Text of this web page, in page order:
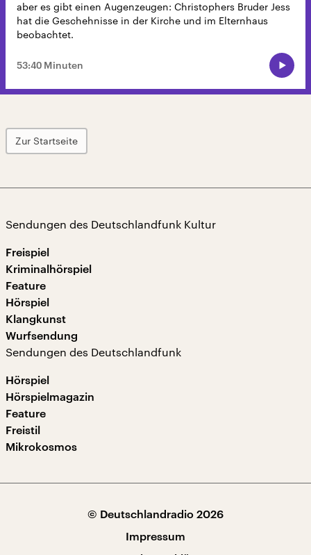
aber es gibt einen Augenzeugen: Christophers Bruder Jess
hat die Geschehnisse in der Kirche und im Elternhaus
beobachtet.
53:40 Minuten
Zur Startseite
Sendungen des Deutschlandfunk Kultur
Freispiel
Kriminalhörspiel
Feature
Hörspiel
Klangkunst
Wurfsendung
Sendungen des Deutschlandfunk
Hörspiel
Hörspielmagazin
Feature
Freistil
Mikrokosmos
© Deutschlandradio 2026
Impressum